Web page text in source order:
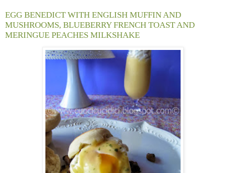
EGG BENEDICT WITH ENGLISH MUFFIN AND
MUSHROOMS, BLUEBERRY FRENCH TOAST AND
MERINGUE PEACHES MILKSHAKE